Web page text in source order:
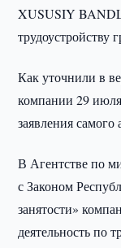
XUSUSIY
трудоустройству
Как уточнили в
компании 29
заявления самого
В Агентстве по
с Законом
занятости»
деятельность по